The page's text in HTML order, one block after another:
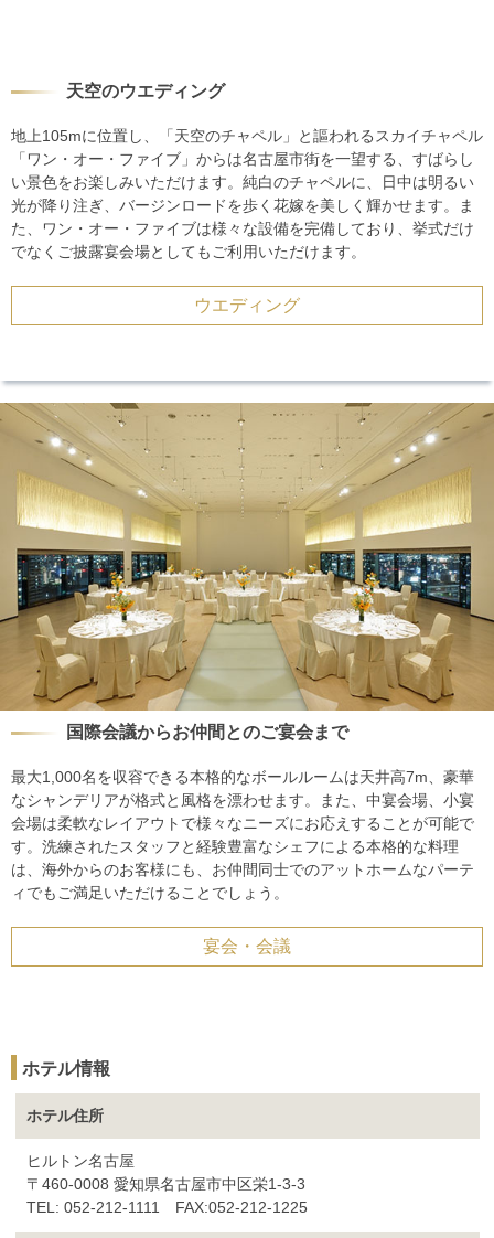
天空のウエディング
地上105mに位置し、「天空のチャペル」と謳われるスカイチャペル
「ワン・オー・ファイブ」からは名古屋市街を一望する、すばらし
い景色をお楽しみいただけます。純白のチャペルに、日中は明るい
光が降り注ぎ、バージンロードを歩く花嫁を美しく輝かせます。ま
た、ワン・オー・ファイブは様々な設備を完備しており、挙式だけ
でなくご披露宴会場としてもご利用いただけます。
ウエディング
国際会議からお仲間とのご宴会まで
最大1,000名を収容できる本格的なボールルームは天井高7m、豪華
なシャンデリアが格式と風格を漂わせます。また、中宴会場、小宴
会場は柔軟なレイアウトで様々なニーズにお応えすることが可能で
す。洗練されたスタッフと経験豊富なシェフによる本格的な料理
は、海外からのお客様にも、お仲間同士でのアットホームなパーテ
ィでもご満足いただけることでしょう。
宴会・会議
ホテル情報
ホテル住所
ヒルトン名古屋
〒460-0008 愛知県名古屋市中区栄1-3-3
TEL: 052-212-1111 FAX:052-212-1225